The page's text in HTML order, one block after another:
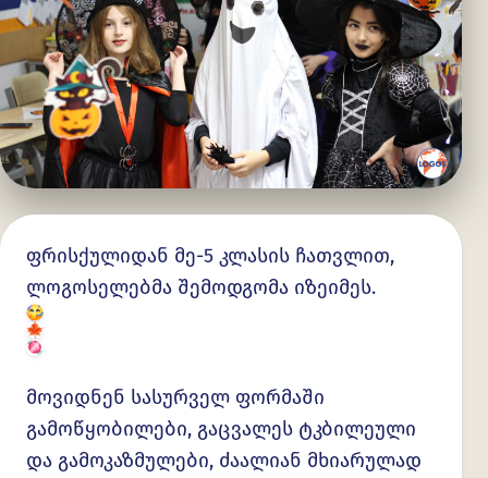
ფრისქულიდან მე-5 კლასის ჩათვლით,
ლოგოსელებმა შემოდგომა იზეიმეს.
მოვიდნენ სასურველ ფორმაში
გამოწყობილები, გაცვალეს ტკბილეული
და გამოკაზმულები, ძაალიან მხიარულად